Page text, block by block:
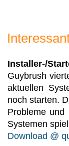
Installer-/
Guybrush
aktuellen
noch starten.
Probleme
Systemen
Download @